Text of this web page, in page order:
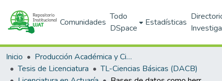
Comunidades
Todo
DSpace
Estadísticas
Inicio
Producción Académica y Científica
Tesis de Licenciatura
TL-Ciencias Básicas (DACB)